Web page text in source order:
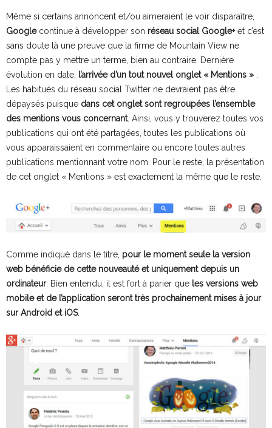
Même si certains annoncent et/ou aimeraient le voir disparaître,
Googlecontinue à développer son réseau social Google+et c’est
sans doute là une preuve que la firme de Mountain View ne
compte pas y mettre un terme, bien au contraire. Dernière
évolution en date, l’arrivée d’un tout nouvel onglet « Mentions »
Les habitués du réseau social Twitter ne devraient pas être
dépaysés puisque dans cet onglet sont regroupées l’ensemble
des mentions vous concernant. Ainsi, vous y trouverez toutes vos
publications qui ont été partagées, toutes les publications où
vous apparaissaient en commentaire ou encore toutes autres
publications mentionnant votre nom. Pour le reste, la présentation
de cet onglet « Mentions » est exactement la même que le reste.
Comme indiqué dans le titre, pour le moment seule la version
web bénéficie de cette nouveauté et uniquement depuis un
ordinateur. Bien entendu, il est fort à parier que les versions web
mobile et de l’application seront très prochainement mises à jour
sur Android et iOS.